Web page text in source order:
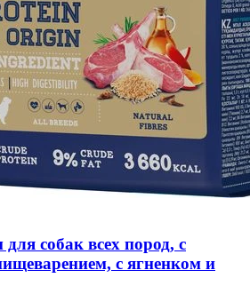
собак всех пород, с
с ягненком и